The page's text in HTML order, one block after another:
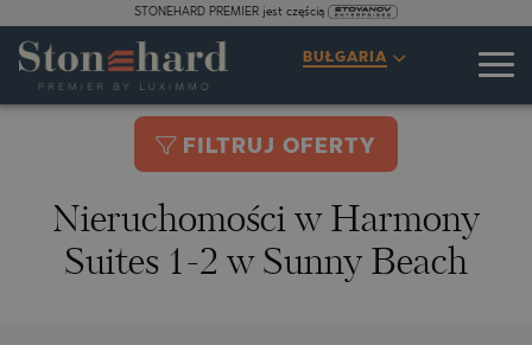
STONEHARD PREMIER jest częścią
BUŁGARIA
FILTRUJ OFERTY
Nieruchomości w Harmony
Suites 1-2 w Sunny Beach